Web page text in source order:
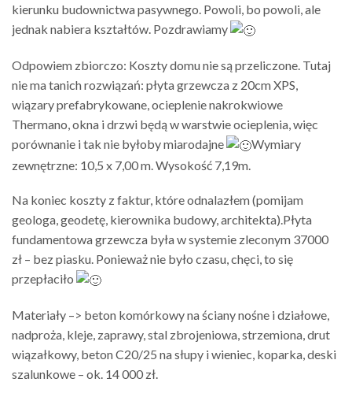
kierunku budownictwa pasywnego. Powoli, bo powoli, ale
jednak nabiera kształtów. Pozdrawiamy
Odpowiem zbiorczo: Koszty domu nie są przeliczone. Tutaj
nie ma tanich rozwiązań: płyta grzewcza z 20cm XPS,
wiązary prefabrykowane, ocieplenie nakrokwiowe
Thermano, okna i drzwi będą w warstwie ocieplenia, więc
porównanie i tak nie byłoby miarodajne
Wymiary
zewnętrzne: 10,5 x 7,00 m. Wysokość 7,19m.
Na koniec koszty z faktur, które odnalazłem (pomijam
geologa, geodetę, kierownika budowy, architekta).Płyta
fundamentowa grzewcza była w systemie zleconym 37000
zł – bez piasku. Ponieważ nie było czasu, chęci, to się
przepłaciło
Materiały –> beton komórkowy na ściany nośne i działowe,
nadproża, kleje, zaprawy, stal zbrojeniowa, strzemiona, drut
wiązałkowy, beton C20/25 na słupy i wieniec, koparka, deski
szalunkowe – ok. 14 000 zł.